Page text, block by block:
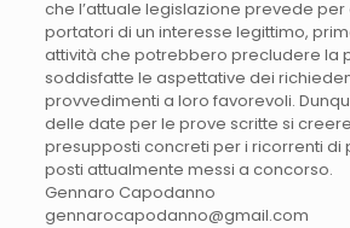
che l’attuale legislazione prevede
portatori di un interesse legittimo,
attività che potrebbero precludere la
soddisfatte le aspettative dei
provvedimenti a loro favorevoli.
delle date per le prove scritte si
presupposti concreti per i ricorrenti di
posti attualmente messi a concorso.
Gennaro Capodanno
gennarocapodanno@gmail.com